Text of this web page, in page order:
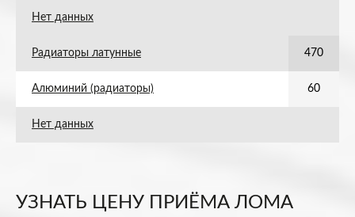
Нет данных
Радиаторы латунные 470
Алюминий (радиаторы) 60
Нет данных
УЗНАТЬ ЦЕНУ ПРИЁМА ЛОМА